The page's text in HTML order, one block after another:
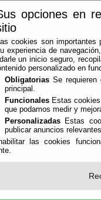
opciones en
cookies son importantes
experiencia de
un inicio seguro,
personalizado en
Obligatorias Se
principal.
Funcionales Estas
que podamos medir y
Personalizadas Estas
publicar anuncios
las cookies
LA AGRUPACIÓN AVISOS